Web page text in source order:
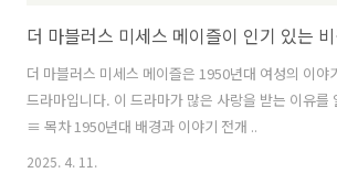
더 마블러스 미세스 메이즐이 인기 있는
더 마블러스 미세스 메이즐은 1950년대 여성의 이야
드라마입니다. 이 드라마가 많은 사랑을 받는 이유를
≡ 목차 1950년대 배경과 이야기 전개 ..
2025. 4. 11.